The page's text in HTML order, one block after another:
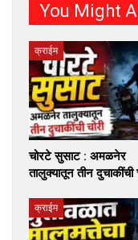
You Might
क्राईम
चोरटे सुसाट : अमळनेर
तालुक्यातून तीन दुचाकींची
क्राईम